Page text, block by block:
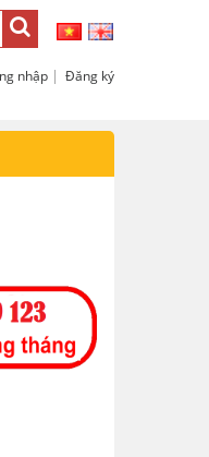
nhập| Đăng ký